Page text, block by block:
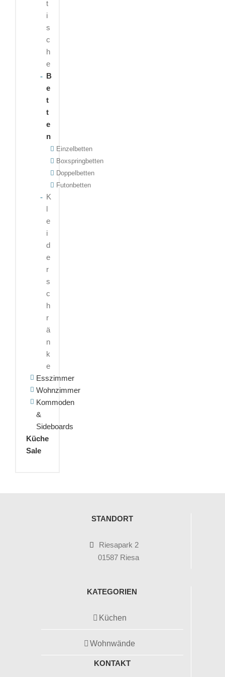
t
i
s
c
h
e
B
e
t
t
e
n
Einzelbetten
Boxspringbetten
Doppelbetten
Futonbetten
K
l
e
i
d
e
r
s
c
h
r
ä
n
k
e
Esszimmer
Wohnzimmer
Kommoden
&
Sideboards
Küche
Sale
STANDORT
Riesapark 2
01587 Riesa
KATEGORIEN
Küchen
Wohnwände
KONTAKT